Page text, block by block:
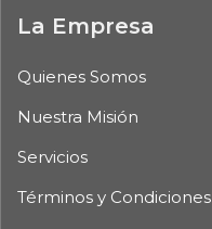
La Empresa
Quienes Somos
Nuestra Misión
Servicios
Términos y Condiciones